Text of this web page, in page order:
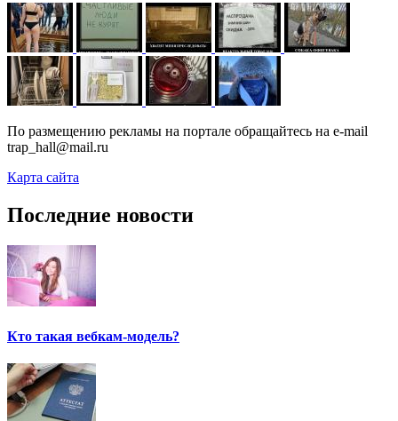
По размещению рекламы на портале обращайтесь на e-mail
trap_hall@mail.ru
Карта сайта
Последние новости
Кто такая вебкам-модель?